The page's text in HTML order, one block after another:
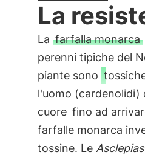
La
La farfalla monarca
perenni tipiche del
piante sono
l'uomo (cardenolidi)
cuore fino ad
farfalle monarca
tossine. Le Asclepias